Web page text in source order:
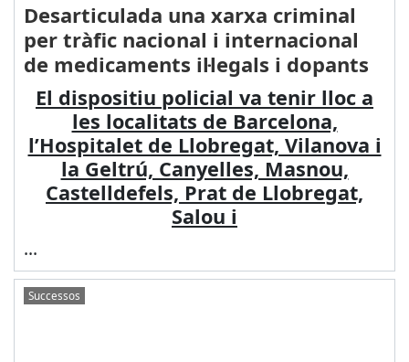
Desarticulada una xarxa criminal
per tràfic nacional i internacional
de medicaments il·legals i dopants
El dispositiu policial va tenir lloc a
les localitats de Barcelona,
l’Hospitalet de Llobregat, Vilanova i
la Geltrú, Canyelles, Masnou,
Castelldefels, Prat de Llobregat,
Salou i
...
Successos